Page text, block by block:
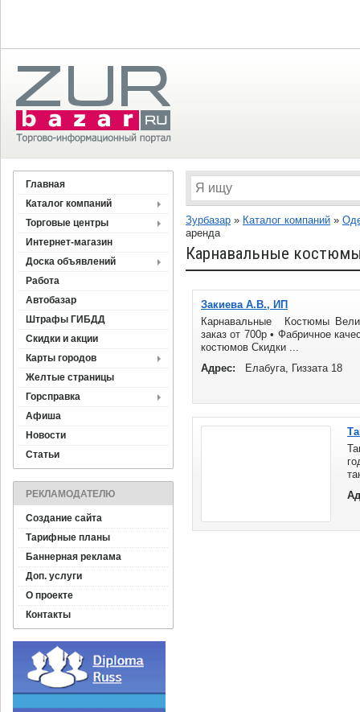
Главная
Каталог компаний
Торговые центры
Интернет-магазин
Доска объявлений
Работа
Автобазар
Штрафы ГИБДД
Скидки и акции
Карты городов
Желтые страницы
Горсправка
Афиша
Новости
Статьи
РЕКЛАМОДАТЕЛЮ
Создание сайта
Тарифные планы
Баннерная реклама
Доп. услуги
О проекте
Контакты
Зурбазар » Каталог компаний »
аренда
Карнавальные
Закиева А.В., ИП
Карнавальные Костюмы
заказ от 700р • Фабричное
костюмов Скидки ...
Адрес:
Елабуга, Гиззата 18